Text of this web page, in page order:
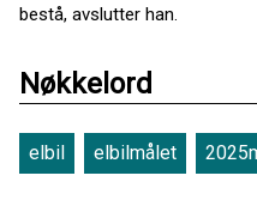
bestå, avslutter han.
Nøkkelord
elbil elbilmålet